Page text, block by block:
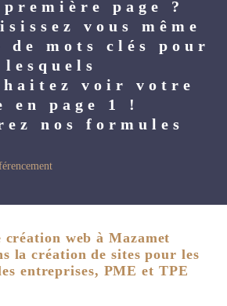
page ?
vous même
de mots clés pour
lesquels
voir votre
en page 1 !
nos formules
création web à Mazamet
la création de sites pour les
entreprises, PME et TPE